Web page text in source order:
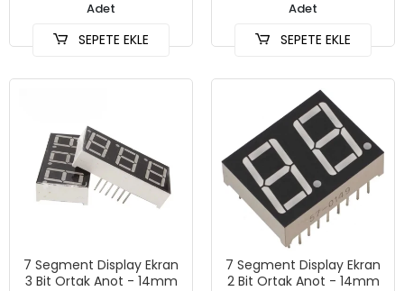
Adet
SEPETE EKLE
Adet
SEPETE EKLE
7 Segment Display Ekran
3 Bit Ortak Anot - 14mm
7 Segment Display Ekran
2 Bit Ortak Anot - 14mm